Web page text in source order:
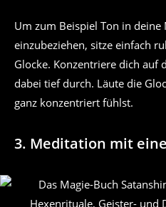
Um zum Beispiel Ton in
einzubeziehen, sitze einfach
Glocke. Konzentriere dich auf
dabei tief durch. Läute die
ganz konzentriert fühlst.
3. Meditation mit